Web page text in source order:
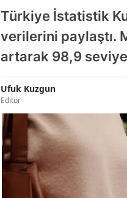
Türkiye İstatistik
verilerini paylaştı.
artarak 98,9
Ufuk Kuzgun
Editör